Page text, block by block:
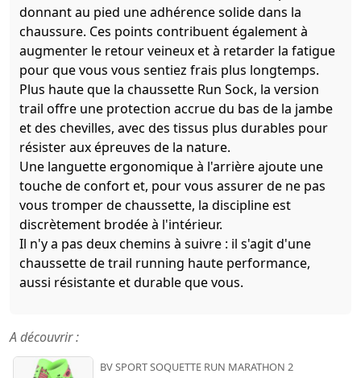
donnant au pied une adhérence solide dans la
chaussure. Ces points contribuent également à
augmenter le retour veineux et à retarder la fatigue
pour que vous vous sentiez frais plus longtemps.
Plus haute que la chaussette Run Sock, la version
trail offre une protection accrue du bas de la jambe
et des chevilles, avec des tissus plus durables pour
résister aux épreuves de la nature.
Une languette ergonomique à l'arrière ajoute une
touche de confort et, pour vous assurer de ne pas
vous tromper de chaussette, la discipline est
discrètement brodée à l'intérieur.
Il n'y a pas deux chemins à suivre : il s'agit d'une
chaussette de trail running haute performance,
aussi résistante et durable que vous.
A découvrir :
BV SPORT SOQUETTE RUN MARATHON 2